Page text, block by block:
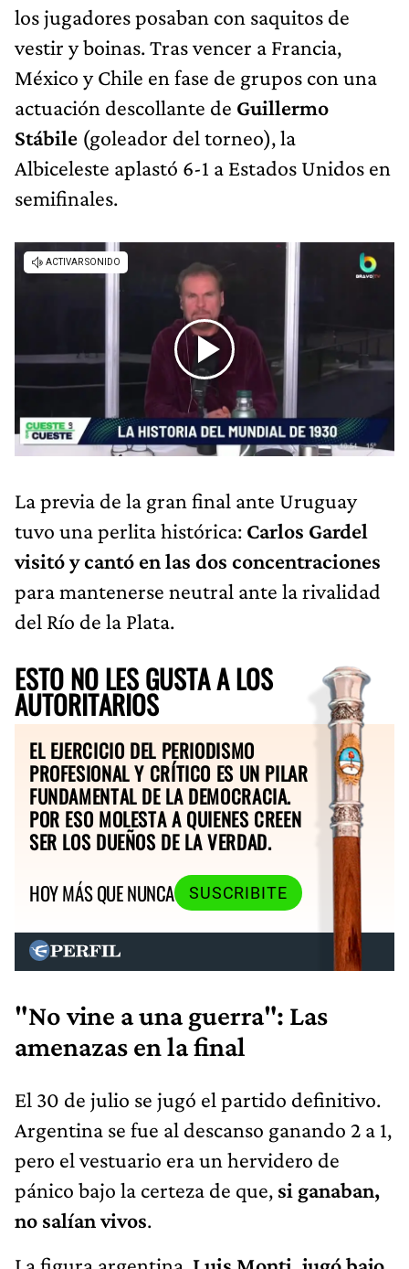
los jugadores posaban con saquitos de
vestir y boinas. Tras vencer a Francia,
México y Chile en fase de grupos con una
actuación descollante de Guillermo
Stábile (goleador del torneo), la
Albiceleste aplastó 6-1 a Estados Unidos en
semifinales.
La previa de la gran final ante Uruguay
tuvo una perlita histórica: Carlos Gardel
visitó y cantó en las dos concentraciones
para mantenerse neutral ante la rivalidad
del Río de la Plata.
ESTO NO LES GUSTA A LOS
AUTORITARIOS
EL EJERCICIO DEL PERIODISMO
PROFESIONAL Y CRÍTICO ES UN PILAR
FUNDAMENTAL DE LA DEMOCRACIA.
POR ESO MOLESTA A QUIENES CREEN
SER LOS DUEÑOS DE LA VERDAD.
HOY MÁS QUE NUNCA
SUSCRIBITE
"No vine a una guerra": Las
amenazas en la final
El 30 de julio se jugó el partido definitivo.
Argentina se fue al descanso ganando 2 a 1,
pero el vestuario era un hervidero de
pánico bajo la certeza de que, si ganaban,
no salían vivos.